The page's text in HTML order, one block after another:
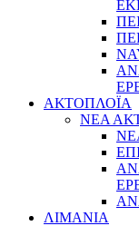
ΑΚΤΟΠΛΟΪΑ
ΝΕΑ
ΛΙΜΑΝΙΑ